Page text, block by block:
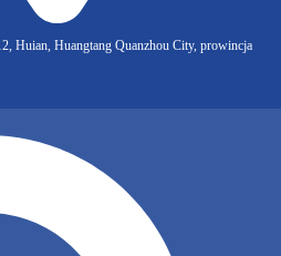
Huian, Huangtang Quanzhou City, prowincja